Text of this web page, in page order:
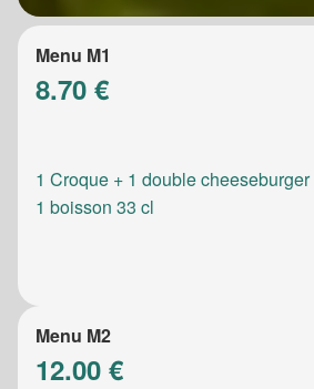
Menu M1
8.70 €
1 Croque + 1 double
1 boisson 33 cl
Menu M2
12.00 €